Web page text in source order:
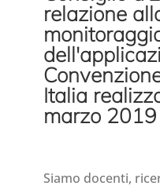
relazione
Italia
marzo 2019
Siamo docenti,